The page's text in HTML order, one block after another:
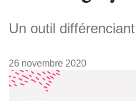
Un outil
26 novembre 2020